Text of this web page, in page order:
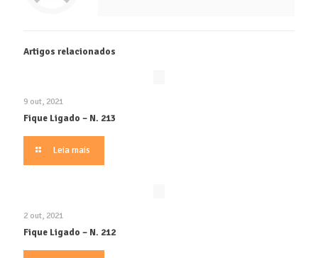
Artigos relacionados
9 out, 2021
Fique Ligado – N. 213
Leia mais
2 out, 2021
Fique Ligado – N. 212